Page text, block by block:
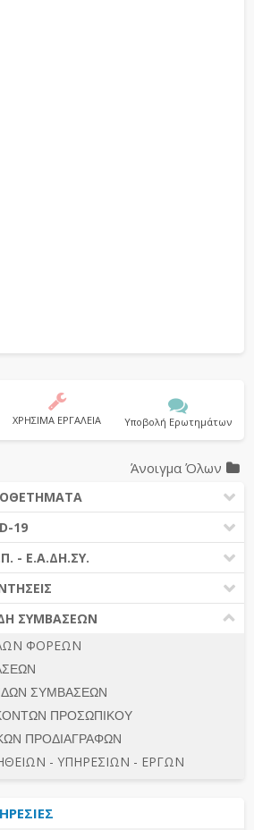
ΧΡΗΣΙΜΑ ΕΡΓΑΛΕΙΑ Υποβολή Ερωτημάτων
Άνοιγμα Όλων
(Ν. 4412/2016)
(Ν.3463/2006)
2010)
(ΣΥΝΟΛΟ)
19
COVID -19
- Ε.Α.ΔΗ.ΣΥ.
ΣΥΜΜΕΤΟΧΗΣ
Α.Ε.Π.Π. - Ε.Α.ΔΗ.ΣΥ.
4412/2016
ΔΗΜΟΣΙΟΤΗΤΑ
ΔΙΚΑΙΟΥΜΕΝΟΙ ΣΥΜΜΕΤΟΧΗΣ
ΣΥΜΜΕΤΟΧΗΣ
- ΜΕΛΕΤΩΝ
ΣΥΜΒΑΣΕΩΝ
ΦΟΡΕΩΝ
ΣΥΜΒΑΣΕΩΝ
ΠΡΟΣΩΠΙΚΟΥ
ΠΡΟΔΙΑΓΡΑΦΩΝ
- ΥΠΗΡΕΣΙΩΝ - ΕΡΓΩΝ